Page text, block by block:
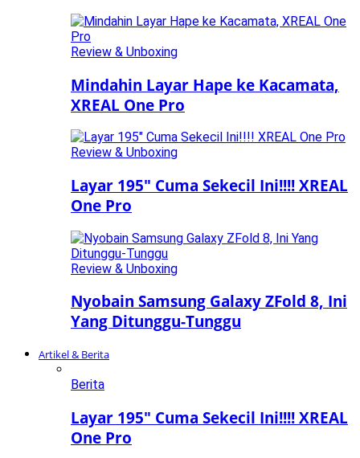
Review & Unboxing
Mindahin Layar Hape ke Kacamata,
XREAL One Pro
Review & Unboxing
Layar 195″ Cuma Sekecil Ini!!!! XREAL
One Pro
Review & Unboxing
Nyobain Samsung Galaxy ZFold 8, Ini
Yang Ditunggu-Tunggu
Artikel & Berita
Berita
Layar 195″ Cuma Sekecil Ini!!!! XREAL
One Pro